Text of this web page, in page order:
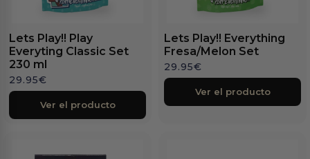
Lets Play!! Play
Everyting Classic Set
230 ml
29.95€
Ver el producto
Lets Play!! Everything
Fresa/Melon Set
29.95€
Ver el producto